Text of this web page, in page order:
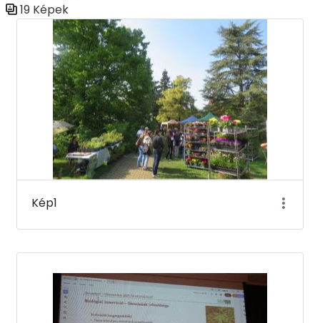
19 Képek
Médiatár
Kép1